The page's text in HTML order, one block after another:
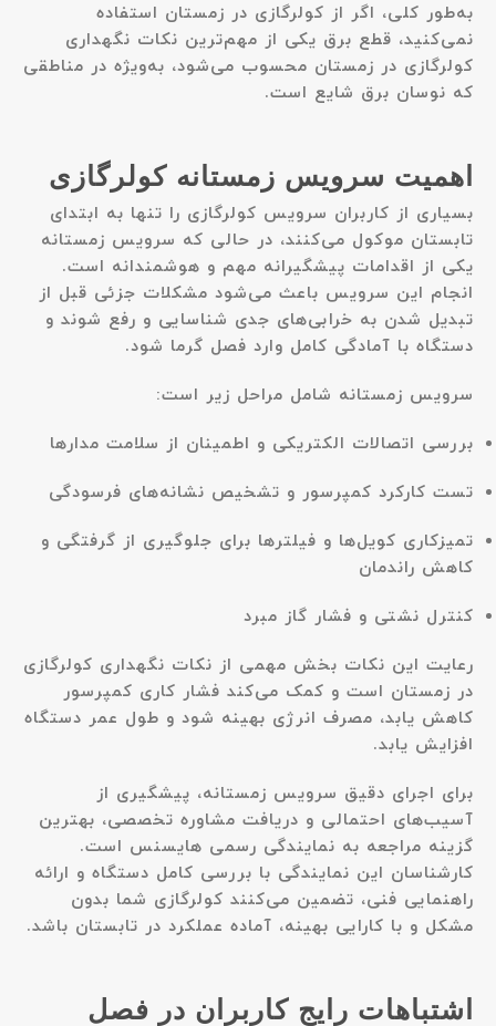
به‌طور کلی، اگر از کولرگازی در زمستان استفاده
نمی‌کنید، قطع برق یکی از مهم‌ترین نکات نگهداری
کولرگازی در زمستان محسوب می‌شود، به‌ویژه در مناطقی
که نوسان برق شایع است.
اهمیت سرویس زمستانه کولرگازی
بسیاری از کاربران سرویس کولرگازی را تنها به ابتدای
تابستان موکول می‌کنند، در حالی که سرویس زمستانه
یکی از اقدامات پیشگیرانه مهم و هوشمندانه است.
انجام این سرویس باعث می‌شود مشکلات جزئی قبل از
تبدیل شدن به خرابی‌های جدی شناسایی و رفع شوند و
دستگاه با آمادگی کامل وارد فصل گرما شود.
سرویس زمستانه شامل مراحل زیر است:
بررسی اتصالات الکتریکی و اطمینان از سلامت مدارها
تست کارکرد کمپرسور و تشخیص نشانه‌های فرسودگی
تمیزکاری کویل‌ها و فیلترها برای جلوگیری از گرفتگی و
کاهش راندمان
کنترل نشتی و فشار گاز مبرد
رعایت این نکات بخش مهمی از نکات نگهداری کولرگازی
در زمستان است و کمک می‌کند فشار کاری کمپرسور
کاهش یابد، مصرف انرژی بهینه شود و طول عمر دستگاه
افزایش یابد.
برای اجرای دقیق سرویس زمستانه، پیشگیری از
آسیب‌های احتمالی و دریافت مشاوره تخصصی، بهترین
گزینه مراجعه به نمایندگی رسمی هایسنس است.
کارشناسان این نمایندگی با بررسی کامل دستگاه و ارائه
راهنمایی فنی، تضمین می‌کنند کولرگازی شما بدون
مشکل و با کارایی بهینه، آماده عملکرد در تابستان باشد.
اشتباهات رایج کاربران در فصل